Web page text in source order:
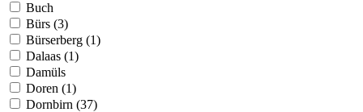
Buch
Bürs (3)
Bürserberg (1)
Dalaas (1)
Damüls
Doren (1)
Dornbirn (37)